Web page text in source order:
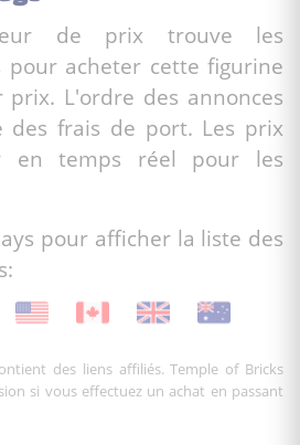
de prix trouve les
pour acheter cette figurine
prix. L'ordre des annonces
des frais de port. Les prix
en temps réel pour les
pour afficher la liste des
des liens affiliés. Temple of Bricks
si vous effectuez un achat en passant